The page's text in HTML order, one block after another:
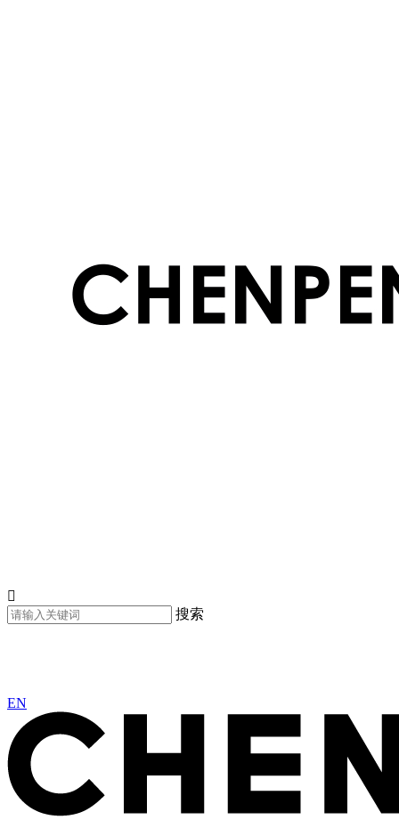

搜索
EN